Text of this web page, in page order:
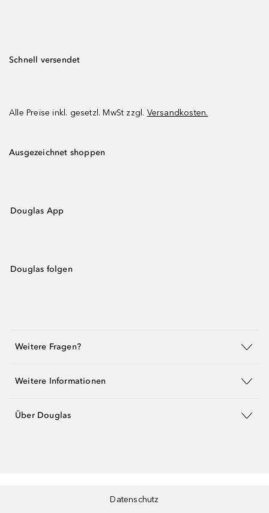
Schnell versendet
Alle Preise inkl. gesetzl. MwSt zzgl. Versandkosten.
Ausgezeichnet shoppen
Douglas App
Douglas folgen
Weitere Fragen?
Weitere Informationen
Über Douglas
Datenschutz